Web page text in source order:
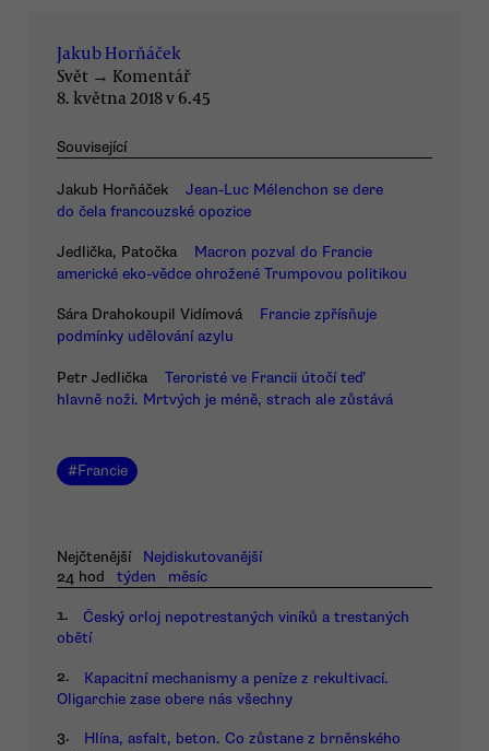
Jakub Horňáček
Svět → Komentář
8. května 2018 v 6.45
Související
Jakub Horňáček
Jean-Luc Mélenchon se dere
do čela francouzské opozice
Jedlička, Patočka
Macron pozval do Francie
americké eko-vědce ohrožené Trumpovou politikou
Sára Drahokoupil Vidímová
Francie zpřísňuje
podmínky udělování azylu
Petr Jedlička
Teroristé ve Francii útočí teď
hlavně noži. Mrtvých je méně, strach ale zůstává
#Francie
Nejčtenější
Nejdiskutovanější
24 hod
týden měsíc
1.
Český orloj nepotrestaných viníků a trestaných
obětí
2.
Kapacitní mechanismy a peníze z rekultivací.
Oligarchie zase obere nás všechny
3.
Hlína, asfalt, beton. Co zůstane z brněnského